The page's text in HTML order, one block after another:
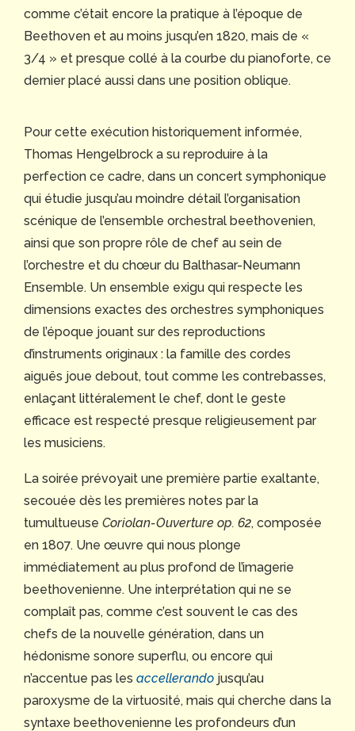
comme c’était encore la pratique à l’époque de
Beethoven et au moins jusqu’en 1820, mais de «
3/4 » et presque collé à la courbe du pianoforte, ce
dernier placé aussi dans une position oblique.
Pour cette exécution historiquement informée,
Thomas Hengelbrock a su reproduire à la
perfection ce cadre, dans un concert symphonique
qui étudie jusqu’au moindre détail l’organisation
scénique de l’ensemble orchestral beethovenien,
ainsi que son propre rôle de chef au sein de
l’orchestre et du chœur du Balthasar-Neumann
Ensemble. Un ensemble exigu qui respecte les
dimensions exactes des orchestres symphoniques
de l’époque jouant sur des reproductions
d’instruments originaux : la famille des cordes
aiguës joue debout, tout comme les contrebasses,
enlaçant littéralement le chef, dont le geste
efficace est respecté presque religieusement par
les musiciens.
La soirée prévoyait une première partie exaltante,
secouée dès les premières notes par la
tumultueuse Coriolan-Ouverture op. 62, composée
en 1807. Une œuvre qui nous plonge
immédiatement au plus profond de l’imagerie
beethovenienne. Une interprétation qui ne se
complaît pas, comme c’est souvent le cas des
chefs de la nouvelle génération, dans un
hédonisme sonore superflu, ou encore qui
n’accentue pas les accellerando jusqu’au
paroxysme de la virtuosité, mais qui cherche dans la
syntaxe beethovenienne les profondeurs d’un